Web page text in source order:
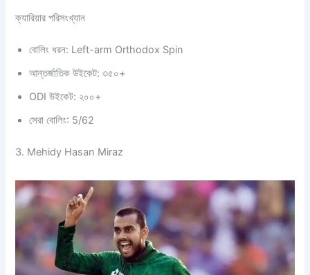
ক্যারিয়ার পরিসংখ্যান
বোলিং ধরন: Left-arm Orthodox Spin
আন্তর্জাতিক উইকেট: ৩৫০+
ODI উইকেট: ২০০+
সেরা বোলিং: 5/62
3. Mehidy Hasan Miraz